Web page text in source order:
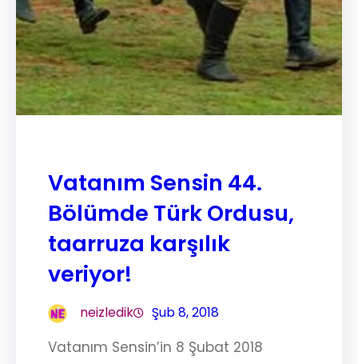
Vatanım Sensin 44.
Bölümde Türk Ordusu,
taarruza karşılık
veriyor!
neizledik Şub 8, 2018
Vatanım Sensin’in 8 Şubat 2018